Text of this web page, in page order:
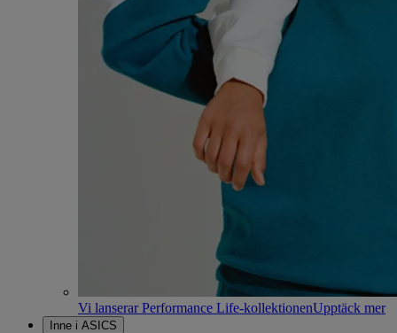
Vi lanserar Performance Life-kollektionenUpptäck mer
Inne i ASICS